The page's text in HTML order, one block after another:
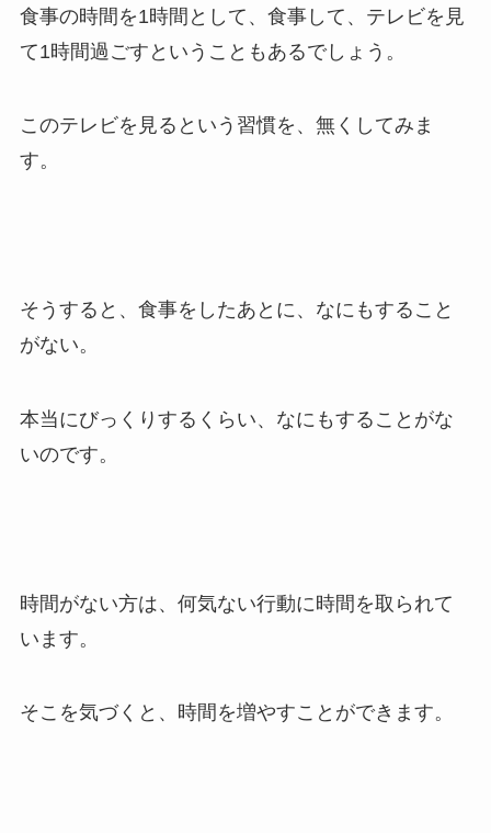
食事の時間を1時間として、食事して、テレビを見
て1時間過ごすということもあるでしょう。
このテレビを見るという習慣を、無くしてみま
す。
そうすると、食事をしたあとに、なにもすること
がない。
本当にびっくりするくらい、なにもすることがな
いのです。
時間がない方は、何気ない行動に時間を取られて
います。
そこを気づくと、時間を増やすことができます。